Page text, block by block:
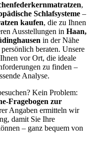
,
Schlafsysteme –
kaufen, die zu Ihnen
Ausstellungen in Haan,
in der Nähe
beraten. Unsere
vor Ort, die ideale
zu finden –
Analyse.
Kein Problem:
Fragebogen zur
Angaben ermitteln wir
damit Sie Ihre
– ganz bequem von